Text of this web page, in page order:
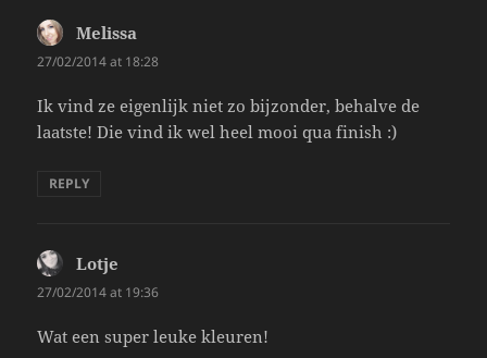
Melissa
27/02/2014 at 18:28
Ik vind ze eigenlijk niet zo bijzonder, behalve de
laatste! Die vind ik wel heel mooi qua finish :)
REPLY
Lotje
27/02/2014 at 19:36
Wat een super leuke kleuren!